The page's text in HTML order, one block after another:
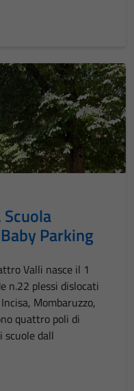
Parking
Valli nasce il 1
n.22 plessi dislocati
Mombaruzzo,
quattro poli di
scuole dall